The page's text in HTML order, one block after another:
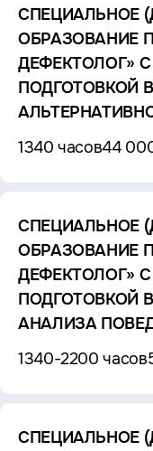
СПЕЦИАЛЬНОЕ
ОБРАЗОВАНИЕ
ДЕФЕКТОЛОГ»
ПОДГОТОВКОЙ
1340 часов44
СПЕЦИАЛЬНОЕ
ОБРАЗОВАНИЕ
ДЕФЕКТОЛОГ»
ПОДГОТОВКОЙ
АНАЛИЗА
1340-2200 часов
СПЕЦИАЛЬНОЕ